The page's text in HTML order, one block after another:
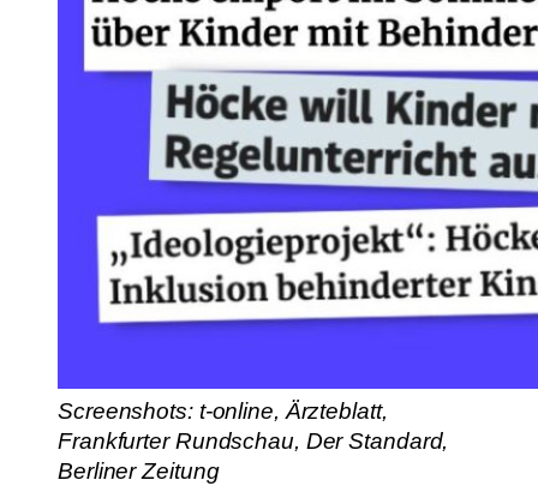
Screenshots: t-online, Ärzteblatt,
Frankfurter Rundschau, Der Standard,
Berliner Zeitung